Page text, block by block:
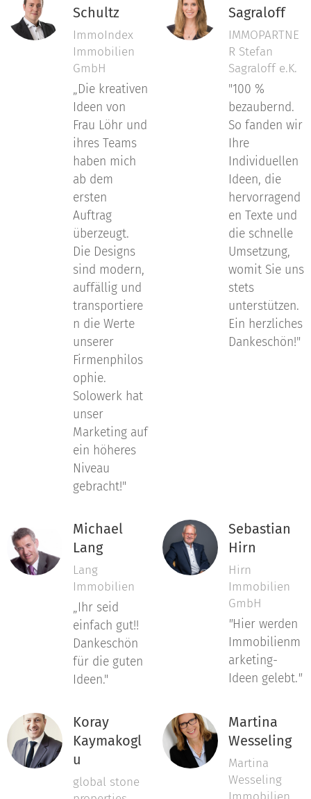
Schultz
ImmoIndex
Immobilien
GmbH
„Die kreativen
Ideen von
Frau Löhr und
ihres Teams
haben mich
ab dem
ersten
Auftrag
überzeugt.
Die Designs
sind modern,
auffällig und
transportiere
n die Werte
unserer
Firmenphilos
ophie.
Solowerk hat
unser
Marketing auf
ein höheres
Niveau
gebracht!"
Sagraloff
IMMOPARTNE
R Stefan
Sagraloff e.K.
"100 %
bezaubernd.
So fanden wir
Ihre
Individuellen
Ideen, die
hervorragend
en Texte und
die schnelle
Umsetzung,
womit Sie uns
stets
unterstützen.
Ein herzliches
Dankeschön!"
Michael
Lang
Lang
Immobilien
„Ihr seid
einfach gut!!
Dankeschön
für die guten
Ideen."
Sebastian
Hirn
Hirn
Immobilien
GmbH
"Hier werden
Immobilienm
arketing-
Ideen gelebt."
Koray
Kaymakogl
u
global stone
Martina
Wesseling
Martina
Wesseling